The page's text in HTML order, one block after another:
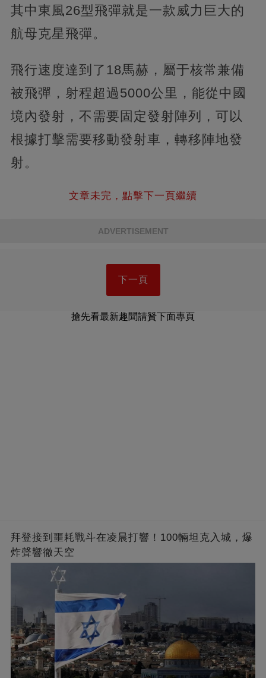
其中東風26型飛彈就是一款威力巨大的
航母克星飛彈。
飛行速度達到了18馬赫，屬于核常兼備
被飛彈，射程超過5000公里，能從中國
境內發射，不需要固定發射陣列，可以
根據打擊需要移動發射車，轉移陣地發
射。
文章未完，點擊下一頁繼續
ADVERTISEMENT
下一頁
搶先看最新趣聞請贊下面專頁
拜登接到噩耗戰斗在凌晨打響！100輛坦克入城，爆
炸聲響徹天空